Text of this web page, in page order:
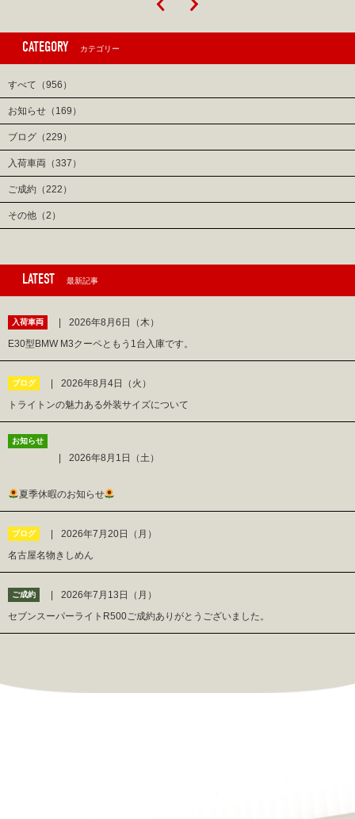
CATEGORY カテゴリー
すべて（956）
お知らせ（169）
ブログ（229）
入荷車両（337）
ご成約（222）
その他（2）
LATEST 最新記事
入荷車両
2026年8月6日（木）
E30型BMW M3クーペともう1台入庫です。
ブログ
2026年8月4日（火）
トライトンの魅力ある外装サイズについて
お知らせ
2026年8月1日（土）
夏季休暇のお知らせ
ブログ
2026年7月20日（月）
名古屋名物きしめん
ご成約
2026年7月13日（月）
セブンスーパーライトR500ご成約ありがとうございました。